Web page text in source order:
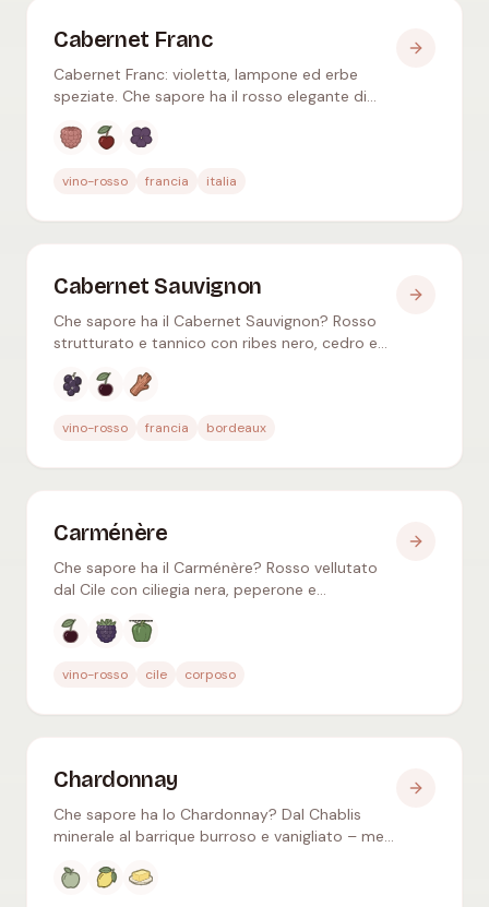
Cabernet Franc
Cabernet Franc: violetta, lampone ed erbe
speziate. Che sapore ha il rosso elegante di
accompagnano al meglio.
Aromi tipici
vino-rosso francia italia
Cabernet Sauvignon
Che sapore ha il Cabernet Sauvignon? Rosso
strutturato e tannico con ribes nero, cedro e
Bordeaux & Napa.
Aromi tipici
vino-rosso francia bordeaux
Carménère
Che sapore ha il Carménère? Rosso vellutato
dal Cile con ciliegia nera, peperone e
con carni alla griglia.
Aromi tipici
vino-rosso cile corposo
Chardonnay
Che sapore ha lo Chardonnay? Dal Chablis
minerale al barrique burroso e vanigliato – mela
mondo.
Aromi tipici